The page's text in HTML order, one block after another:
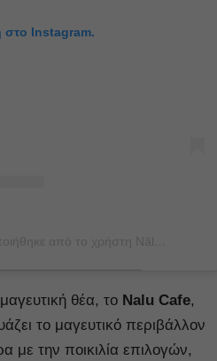
στο Instagram.
θέα, το Nalu Cafe,
το μαγευτικό περιβάλλον
με την ποικιλία επιλογών,